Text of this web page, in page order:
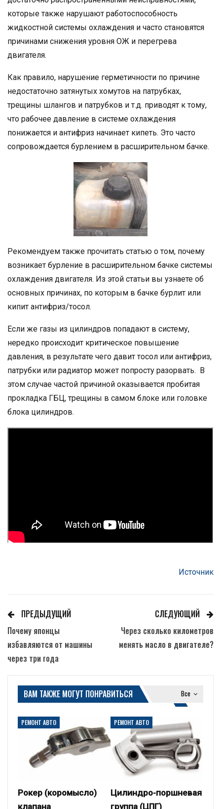
которые также нарушают работоспособность
жидкостной системы охлаждения и часто становятся
причинами снижения уровня ОЖ и перегрева
двигателя.
Как правило, нарушение герметичности по причине
недостаточно затянутых хомутов на патрубках,
трещины шлангов и патрубков и т.д. приводят к тому,
что рабочее давление в системе охлаждения
понижается и антифриз начинает кипеть. Это часто
сопровождается бурлением в расширительном бачке.
Рекомендуем также прочитать статью о том, почему
возникает бурление в расширительном бачке системы
охлаждения двигателя. Из этой статьи вы узнаете об
основных причинах, по которым в бачке бурлит или
кипит антифриз/тосол.
Если же газы из цилиндров попадают в систему,
нередко происходит критическое повышение
давления, в результате чего давит тосол или антифриз,
патрубки или радиатор может попросту разорвать. В
этом случае частой причиной оказывается пробитая
прокладка ГБЦ, трещины в самом блоке или головке
блока цилиндров.
Источник
ПРЕДЫДУЩИЙ
Почему японцы
избавляются от машины
через три года
СЛЕДУЮЩИЙ
Через сколько километров
менять масло в двигателе?
Все
ВАМ ТАКЖЕ МОГУТ ПОНРАВИТЬСЯ
РЕМОНТ АВТО
Рокер (коромысло)
клапана
РЕМОНТ АВТО
Цилиндро-поршневая
группа (ЦПГ)